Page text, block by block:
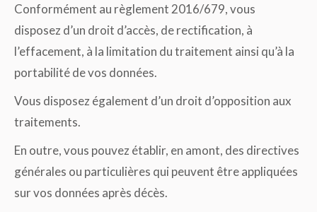
Conformément au règlement 2016/679, vous
disposez d’un droit d’accès, de rectification, à
l’effacement, à la limitation du traitement ainsi qu’à la
portabilité de vos données.
Vous disposez également d’un droit d’opposition aux
traitements.
En outre, vous pouvez établir, en amont, des directives
générales ou particulières qui peuvent être appliquées
sur vos données après décès.